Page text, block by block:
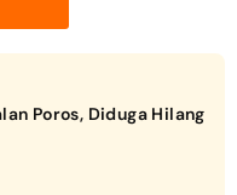
Poros, Diduga Hilang